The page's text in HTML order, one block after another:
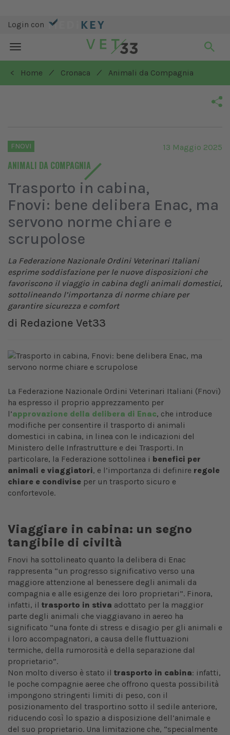
Login con
Toggle
navigation
< Home
/ Cronaca / Animali da Compagnia
FNOVI
ANIMALI DA COMPAGNIA
13 Maggio 2025
Trasporto in cabina,
Fnovi: bene delibera Enac, ma
servono norme chiare e
scrupolose
La Federazione Nazionale Ordini Veterinari Italiani
esprime soddisfazione per le nuove disposizioni che
favoriscono il viaggio in cabina degli animali domestici,
sottolineando l’importanza di norme chiare per
garantire sicurezza e comfort
di Redazione Vet33
La Federazione Nazionale Ordini Veterinari Italiani (Fnovi)
ha espresso il proprio apprezzamento per
l’approvazione della delibera di Enac, che introduce
modifiche per consentire il trasporto di animali
domestici in cabina, in linea con le indicazioni del
Ministero delle Infrastrutture e dei Trasporti. In
particolare, la Federazione sottolinea i benefici per
animali e viaggiatori, e l’importanza di definire regole
chiare e condivise per un trasporto sicuro e
confortevole.
Viaggiare in cabina: un segno
tangibile di civiltà
Fnovi ha sottolineato quanto la delibera di Enac
rappresenta “un progresso significativo verso una
maggiore attenzione al benessere degli animali da
compagnia e alle esigenze dei loro proprietari”. Finora,
infatti, il trasporto in stiva adottato per la maggior
parte degli animali che viaggiavano in aereo ha
significato “una fonte di stress e disagio per gli animali e
i loro accompagnatori, a causa delle fluttuazioni
termiche, della rumorosità e della separazione dal
proprietario”.
Non molto diverso è stato il trasporto in cabina: infatti,
le poche compagnie aeree che offrono questa possibilità
impongono stringenti limiti di peso, con il
posizionamento del trasportino sotto il sedile anteriore,
riducendo così lo spazio a disposizione dell’animale e
del suo proprietario. Una limitazione che, “specialmente